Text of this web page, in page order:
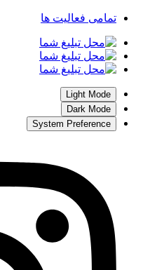
تمامی فعالیت ها
Light Mode
Dark Mode
System Preference